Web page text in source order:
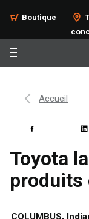
Boutique
Accueil
Toyota
produits
COLUMBUS,